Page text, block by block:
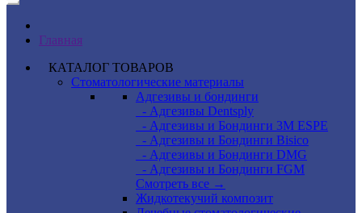
Главная
КАТАЛОГ ТОВАРОВ
Стоматологические материалы
Адгезивы и бондинги
- Адгезивы Dentsply
- Адгезивы и Бондинги 3M ESPE
- Адгезивы и Бондинги Bisico
- Адгезивы и Бондинги DMG
- Адгезивы и Бондинги FGM
Смотреть все →
Жидкотекучий композит